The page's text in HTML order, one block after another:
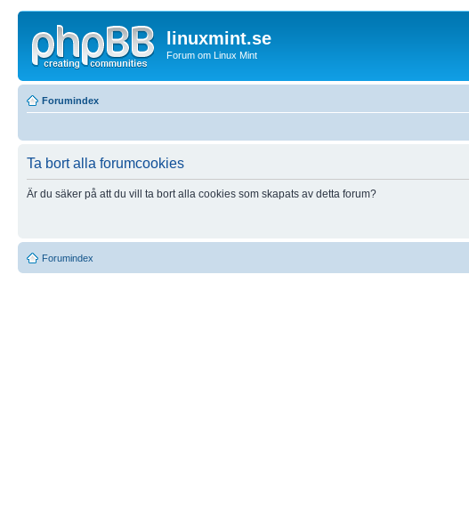
linuxmint.se
Forum om Linux Mint
Forumindex
Ta bort alla forumcookies
Är du säker på att du vill ta bort alla cookies som skapats av detta forum?
Forumindex